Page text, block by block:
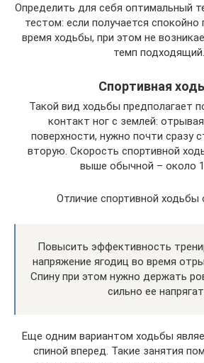
Определить для себя оптимальный
тестом: если получается спокойно
время ходьбы, при этом не
темп подходящий.
Спортивная
Такой вид ходьбы предполагает
контакт ног с землей:
поверхности, нужно почти сразу
вторую. Скорость спортивной
выше обычной – около
Отличие спортивной
Повысить эффективность
напряжение ягодиц во время
Спину при этом нужно держать
сильно ее
Еще одним вариантом ходьбы
спиной вперед. Такие занятия